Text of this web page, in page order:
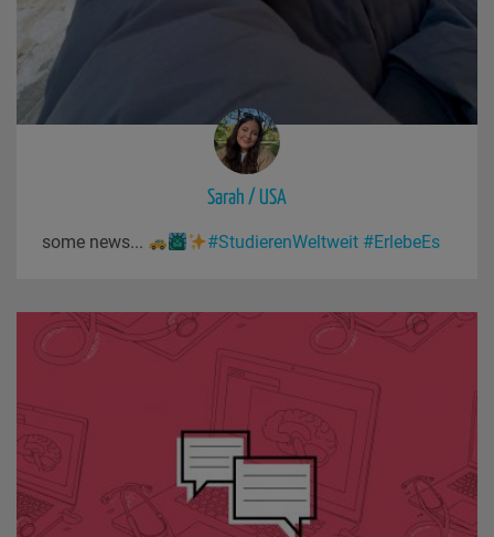
Sarah / USA
some news... #StudierenWeltweit #ErlebeEs